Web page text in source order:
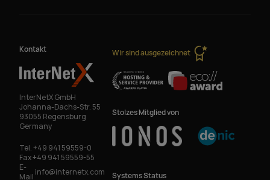
Kontakt
InterNetX GmbH
Johanna-Dachs-Str. 55
93055 Regensburg
Germany
Tel.+49 941 59559-0
Fax+49 941 59559-55
E-
Mail info@internetx.com
Wir sind ausgezeichnet
Stolzes Mitglied von
Systems Status